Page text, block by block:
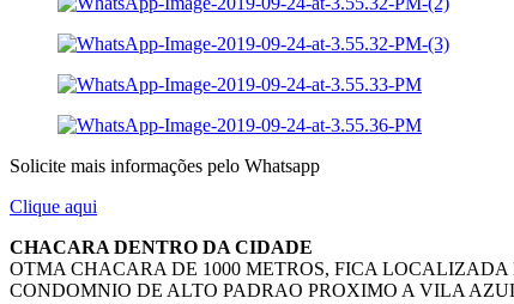
Solicite mais informações pelo Whatsapp
Clique aqui
CHACARA DENTRO DA CIDADE
OTMA CHACARA DE 1000 METROS, FICA
CONDOMNIO DE ALTO PADRAO PROXIMO A VILA